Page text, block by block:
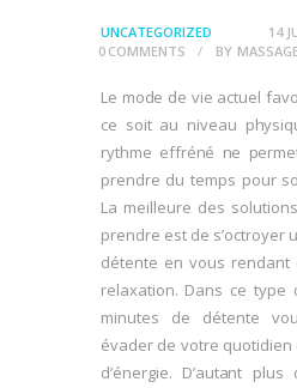
UNCATEGORIZED
14
0 COMMENTS BY
Le mode de vie actuel
ce soit au niveau
rythme effréné ne
prendre du temps pour
La meilleure des
prendre est de s’octroyer
détente en vous rendant
relaxation. Dans ce type
minutes de détente
évader de votre
d’énergie. D’autant